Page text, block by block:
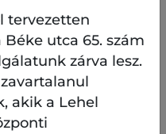
Visegrádi utca
tervezetten
Béke utca 65. szám
zárva lesz.
akik a Lehel